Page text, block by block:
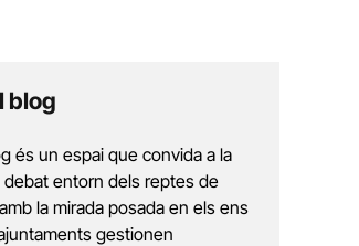
blog
és un espai que convida a la
debat entorn dels reptes de
la mirada posada en els ens
gestionen